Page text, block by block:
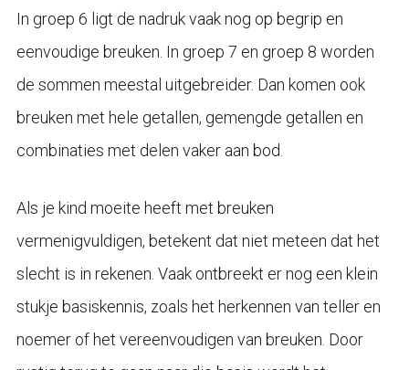
In groep 6 ligt de nadruk vaak nog op begrip en
eenvoudige breuken. In groep 7 en groep 8 worden
de sommen meestal uitgebreider. Dan komen ook
breuken met hele getallen, gemengde getallen en
combinaties met delen vaker aan bod.
Als je kind moeite heeft met breuken
vermenigvuldigen, betekent dat niet meteen dat het
slecht is in rekenen. Vaak ontbreekt er nog een klein
stukje basiskennis, zoals het herkennen van teller en
noemer of het vereenvoudigen van breuken. Door